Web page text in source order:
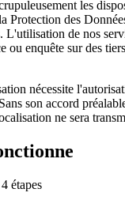
les
Protection des
de nos
ou enquête sur des
nécessite
son accord
ne sera
étapes